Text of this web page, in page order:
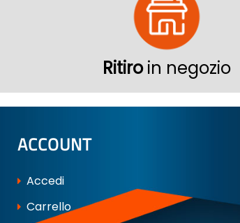
Ritiroin negozio
ACCOUNT
Accedi
Carrello